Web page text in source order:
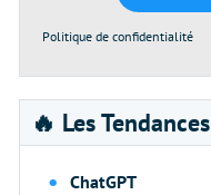
Politique de confidentialité
🔥 Les Tendances
ChatGPT